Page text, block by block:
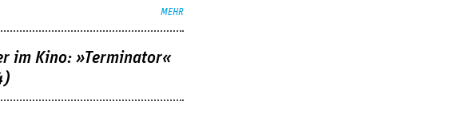
MEHR
im Kino: »Terminator«